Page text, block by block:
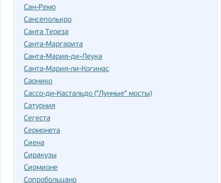
Сан-Ремо
Сансеполькро
Санта Тереза
Санта-Маргарита
Санта-Мария-ди-Леука
Санта-Мария-ли-Когинас
Сарнико
Сассо-ди-Кастальдо ("Лунные" мосты)
Сатурния
Сегеста
Сермонета
Сиена
Сиракузы
Сирмионе
Сопробольцано